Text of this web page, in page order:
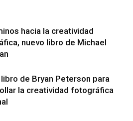
hacia la creatividad
nuevo libro de Michael
de Bryan Peterson para
la creatividad fotográfica